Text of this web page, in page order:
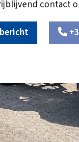
contact